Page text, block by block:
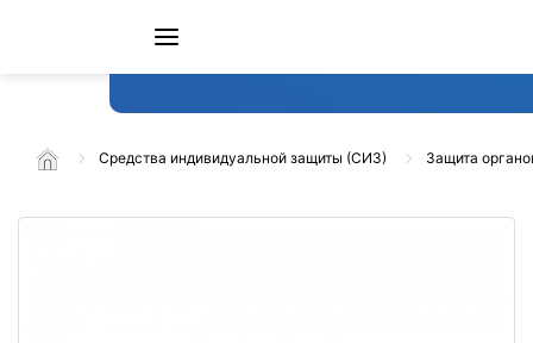
Средства индивидуальной защиты (СИЗ) Защита